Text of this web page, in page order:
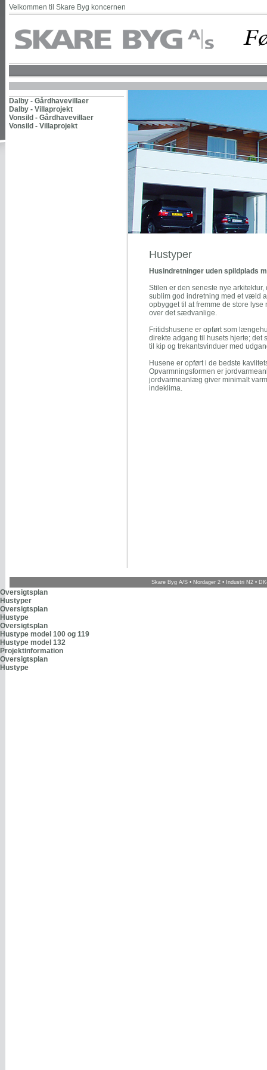
Velkommen til Skare Byg koncernen
Dalby - Gårdhavevillaer
Dalby - Villaprojekt
Vonsild - Gårdhavevillaer
Vonsild - Villaprojekt
Hustyper
Husindretninger uden spildplads
Stilen er den seneste nye
sublim god indretning med et væld
opbygget til at fremme de store
over det sædvanlige.
Fritidshusene er opført som
direkte adgang til husets hjerte; det
til kip og trekantsvinduer med
Husene er opført i de bedste
Opvarmningsformen er
jordvarmeanlæg giver minimalt
indeklima.
Skare Byg A/S • Nordager 2 • Industri N2 •
Oversigtsplan
Hustyper
Oversigtsplan
Hustype
Oversigtsplan
Hustype model 100 og 119
Hustype model 132
Projektinformation
Oversigtsplan
Hustype